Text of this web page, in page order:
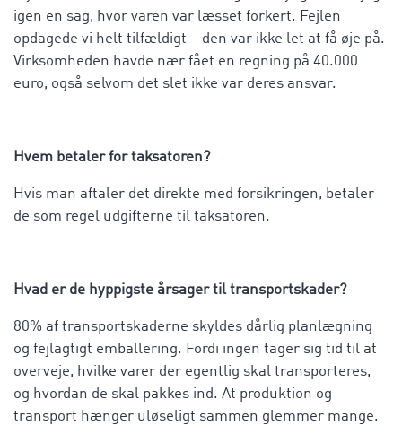
igen en sag, hvor varen var læsset forkert. Fejlen
opdagede vi helt tilfældigt – den var ikke let at få øje på.
Virksomheden havde nær fået en regning på 40.000
euro, også selvom det slet ikke var deres ansvar.
Hvem betaler for taksatoren?
Hvis man aftaler det direkte med forsikringen, betaler
de som regel udgifterne til taksatoren.
Hvad er de hyppigste årsager til transportskader?
80% af transportskaderne skyldes dårlig planlægning
og fejlagtigt emballering. Fordi ingen tager sig tid til at
overveje, hvilke varer der egentlig skal transporteres,
og hvordan de skal pakkes ind. At produktion og
transport hænger uløseligt sammen glemmer mange.